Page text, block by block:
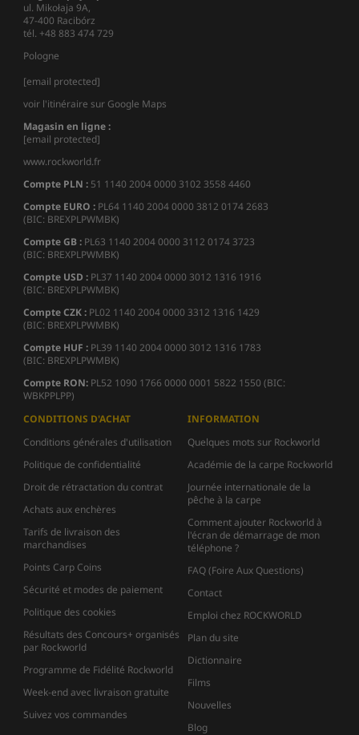
ul. Mikołaja 9A,
47-400 Racibórz
tél. +48 883 474 729
Pologne
[email protected]
voir l'itinéraire sur Google Maps
Magasin en ligne :
[email protected]
www.rockworld.fr
Compte PLN : 51 1140 2004 0000 3102 3558 4460
Compte EURO : PL64 1140 2004 0000 3812 0174 2683
(BIC: BREXPLPWMBK)
Compte GB : PL63 1140 2004 0000 3112 0174 3723
(BIC: BREXPLPWMBK)
Compte USD : PL37 1140 2004 0000 3012 1316 1916
(BIC: BREXPLPWMBK)
Compte CZK : PL02 1140 2004 0000 3312 1316 1429
(BIC: BREXPLPWMBK)
Compte HUF : PL39 1140 2004 0000 3012 1316 1783
(BIC: BREXPLPWMBK)
Compte RON: PL52 1090 1766 0000 0001 5822 1550 (BIC:
WBKPPLPP)
CONDITIONS D'ACHAT
Conditions générales d'utilisation
Politique de confidentialité
Droit de rétractation du contrat
Achats aux enchères
Tarifs de livraison des
marchandises
Points Carp Coins
Sécurité et modes de paiement
Politique des cookies
Résultats des Concours+ organisés
par Rockworld
Programme de Fidélité Rockworld
Week-end avec livraison gratuite
Suivez vos commandes
INFORMATION
Quelques mots sur Rockworld
Académie de la carpe Rockworld
Journée internationale de la
pêche à la carpe
Comment ajouter Rockworld à
l'écran de démarrage de mon
téléphone ?
FAQ (Foire Aux Questions)
Contact
Emploi chez ROCKWORLD
Plan du site
Dictionnaire
Films
Nouvelles
Blog